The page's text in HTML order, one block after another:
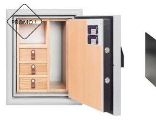
PROMO !